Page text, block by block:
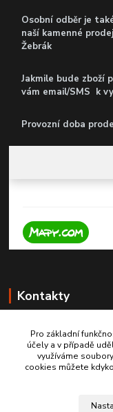
Osobní odběr je
naší kamenné
Žebrák
Jakmile bude zboží
vám email/SMS k
Provozní doba
Kontakty
+420 603467970
Pro základní
účely a v případě
využíváme
cookies můžete